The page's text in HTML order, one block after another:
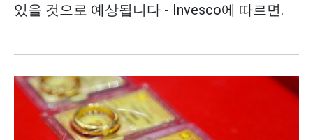
있을 것으로 예상됩니다 - Invesco에 따르면.